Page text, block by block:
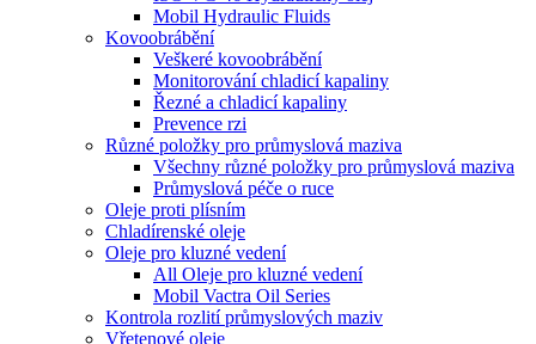
Mobil Hydraulic Fluids
Kovoobrábění
Veškeré kovoobrábění
Monitorování chladicí kapaliny
Řezné a chladicí kapaliny
Prevence rzi
Různé položky pro průmyslová maziva
Všechny různé položky pro průmyslová maziva
Průmyslová péče o ruce
Oleje proti plísním
Chladírenské oleje
Oleje pro kluzné vedení
All Oleje pro kluzné vedení
Mobil Vactra Oil Series
Kontrola rozlití průmyslových maziv
Vřetenové oleje